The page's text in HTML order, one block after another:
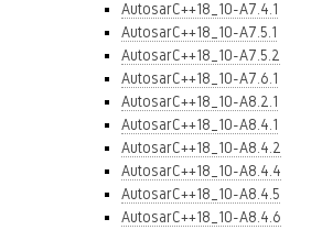
AutosarC++18_10-A7.4.1
AutosarC++18_10-A7.5.1
AutosarC++18_10-A7.5.2
AutosarC++18_10-A7.6.1
AutosarC++18_10-A8.2.1
AutosarC++18_10-A8.4.1
AutosarC++18_10-A8.4.2
AutosarC++18_10-A8.4.4
AutosarC++18_10-A8.4.5
AutosarC++18_10-A8.4.6